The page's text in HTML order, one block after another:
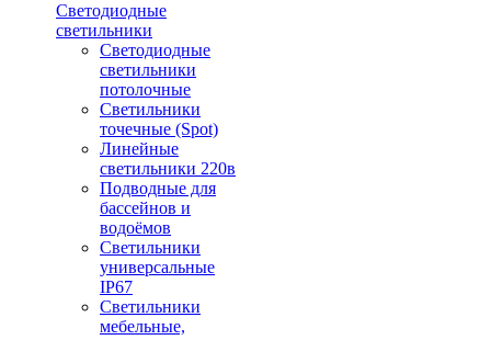
Светодиодные
светильники
Светодиодные
светильники
потолочные
Светильники
точечные (Spot)
Линейные
светильники 220в
Подводные для
бассейнов и
водоёмов
Светильники
универсальные
IP67
Светильники
мебельные,